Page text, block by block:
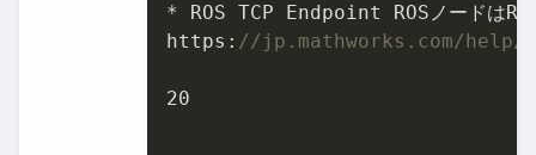
* ROS TCP Endpoint ROSノードは
https: //jp.mathworks.com/
20